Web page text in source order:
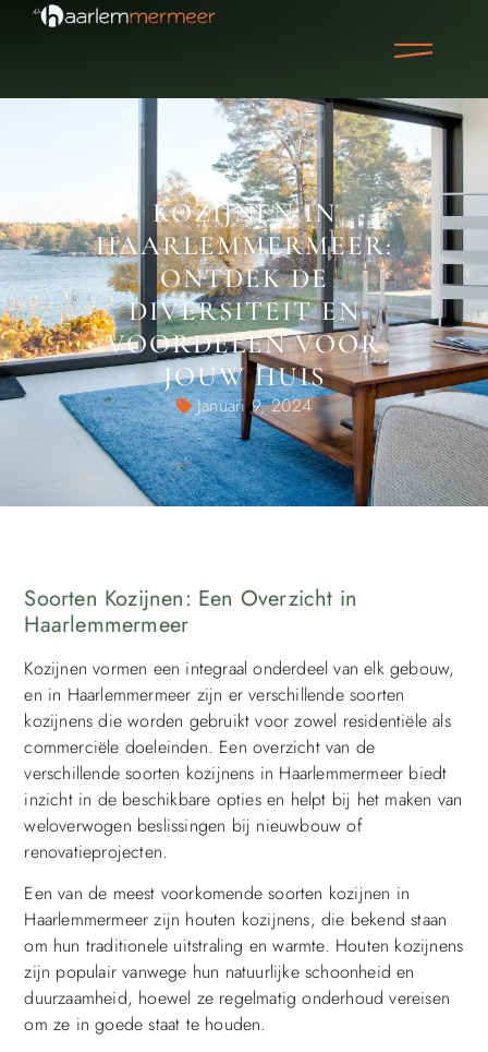
KOZIJNEN IN
HAARLEMMERMEER:
ONTDEK DE
DIVERSITEIT EN
VOORDELEN VOOR
JOUW HUIS
Januari 9, 2024
Soorten Kozijnen: Een Overzicht in
Haarlemmermeer
Kozijnen vormen een integraal onderdeel van elk gebouw,
en in Haarlemmermeer zijn er verschillende soorten
kozijnens die worden gebruikt voor zowel residentiële als
commerciële doeleinden. Een overzicht van de
verschillende soorten kozijnens in Haarlemmermeer biedt
inzicht in de beschikbare opties en helpt bij het maken van
weloverwogen beslissingen bij nieuwbouw of
renovatieprojecten.
Een van de meest voorkomende soorten kozijnen in
Haarlemmermeer zijn houten kozijnens, die bekend staan
om hun traditionele uitstraling en warmte. Houten kozijnens
zijn populair vanwege hun natuurlijke schoonheid en
duurzaamheid, hoewel ze regelmatig onderhoud vereisen
om ze in goede staat te houden.